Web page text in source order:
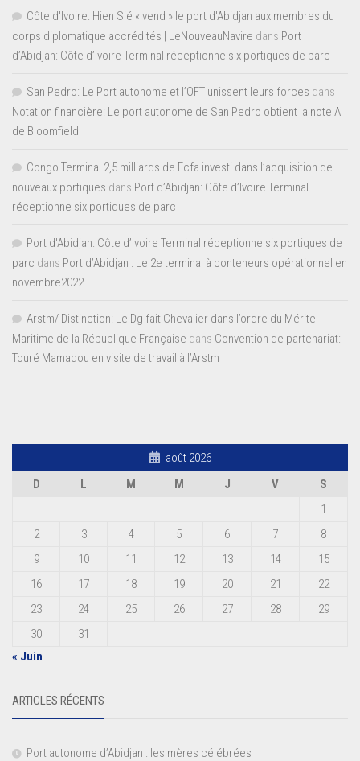
Côte d'Ivoire: Hien Sié « vend » le port d'Abidjan aux membres du
corps diplomatique accrédités | LeNouveauNavire dans Port
d’Abidjan: Côte d’Ivoire Terminal réceptionne six portiques de parc
San Pedro: Le Port autonome et l’OFT unissent leurs forces dans
Notation financière: Le port autonome de San Pedro obtient la note A
de Bloomfield
Congo Terminal 2,5 milliards de Fcfa investi dans l’acquisition de
nouveaux portiques dans Port d’Abidjan: Côte d’Ivoire Terminal
réceptionne six portiques de parc
Port d'Abidjan: Côte d’Ivoire Terminal réceptionne six portiques de
parc dans Port d’Abidjan : Le 2e terminal à conteneurs opérationnel en
novembre2022
Arstm/ Distinction: Le Dg fait Chevalier dans l’ordre du Mérite
Maritime de la République Française dans Convention de partenariat:
Touré Mamadou en visite de travail à l’Arstm
août 2026
D
L M M J V
S
1
2
3 4 5 6 7
8
9
10 11 12 13 14
15
16
17 18 19 20 21
22
23
24 25 26 27 28
29
30
31
« Juin
ARTICLES RÉCENTS
Port autonome d’Abidjan : les mères célébrées